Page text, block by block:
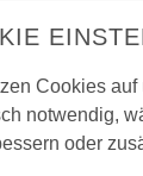
Cookies
notwendig,
oder